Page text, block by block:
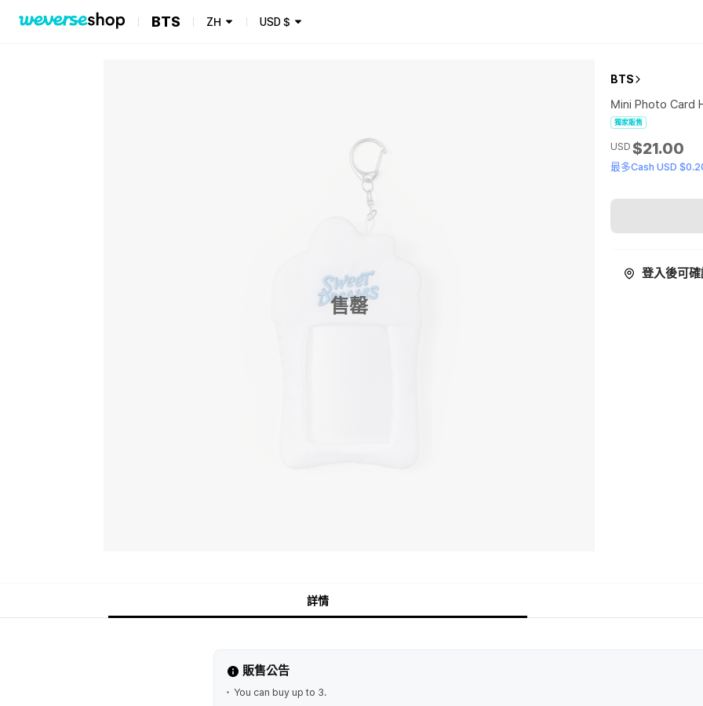
BTS ZH USD$
售罄
BTS
Mini Photo Card
獨家販售
USD $21.00
最多Cash USD
登入後可
詳情
販售公告
You can buy up to 3.